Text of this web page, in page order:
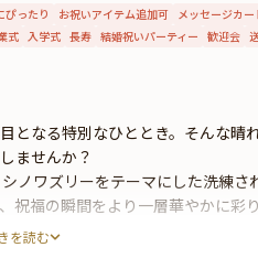
ぴったり お祝いアイテム追加可 メッセージカ
式 入学式 長寿 結婚祝いパーティー 歓迎会
となる特別なひととき。そんな晴
ませんか？
ノワズリーをテーマにした洗練さ
福の瞬間をより一層華やかに彩り
を読む